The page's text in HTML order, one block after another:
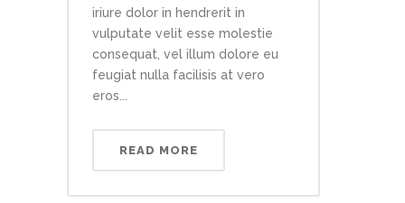
iriure dolor in hendrerit in
vulputate velit esse molestie
consequat, vel illum dolore eu
feugiat nulla facilisis at vero
eros...
READ MORE